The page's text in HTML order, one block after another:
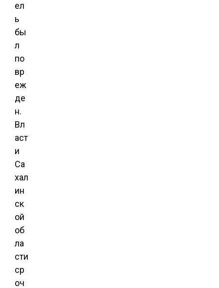
ел
ь
бы
л
по
вр
еж
де
н.
Вл
аст
и
Са
хал
ин
ск
ой
об
ла
сти
ср
оч